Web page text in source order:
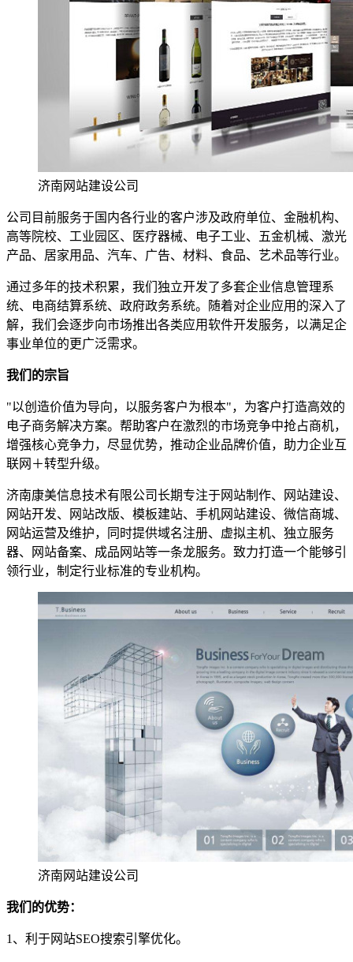
济南网站建设公司
公司目前服务于国内各行业的客户涉及政府单位、金融机构、
高等院校、工业园区、医疗器械、电子工业、五金机械、激光
产品、居家用品、汽车、广告、材料、食品、艺术品等行业。
通过多年的技术积累，我们独立开发了多套企业信息管理系
统、电商结算系统、政府政务系统。随着对企业应用的深入了
解，我们会逐步向市场推出各类应用软件开发服务，以满足企
事业单位的更广泛需求。
我们的宗旨
"以创造价值为导向，以服务客户为根本"，为客户打造高效的
电子商务解决方案。帮助客户在激烈的市场竞争中抢占商机，
增强核心竞争力，尽显优势，推动企业品牌价值，助力企业互
联网＋转型升级。
济南康美信息技术有限公司长期专注于网站制作、网站建设、
网站开发、网站改版、模板建站、手机网站建设、微信商城、
网站运营及维护，同时提供域名注册、虚拟主机、独立服务
器、网站备案、成品网站等一条龙服务。致力打造一个能够引
领行业，制定行业标准的专业机构。
济南网站建设公司
我们的优势：
1、利于网站SEO搜索引擎优化。